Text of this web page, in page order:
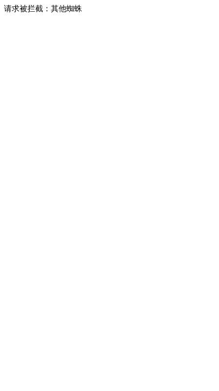
请求被拦截：其他蜘蛛